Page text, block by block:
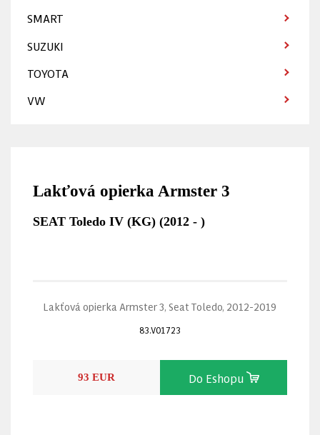
SMART
SUZUKI
TOYOTA
VW
Lakťová opierka Armster 3
SEAT Toledo IV (KG) (2012 - )
Lakťová opierka Armster 3, Seat Toledo, 2012-2019
83.V01723
93 EUR Do Eshopu